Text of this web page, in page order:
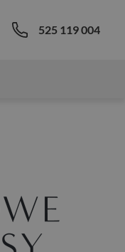
525 119 004